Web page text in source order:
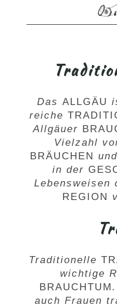
Das ALLGÄU
reiche
Allgäuer
Vielzahl
BRÄUCHEN und
in der
Lebensweisen
REGION
Traditionelle
wichtige
BRAUCHTUM
auch Frauen